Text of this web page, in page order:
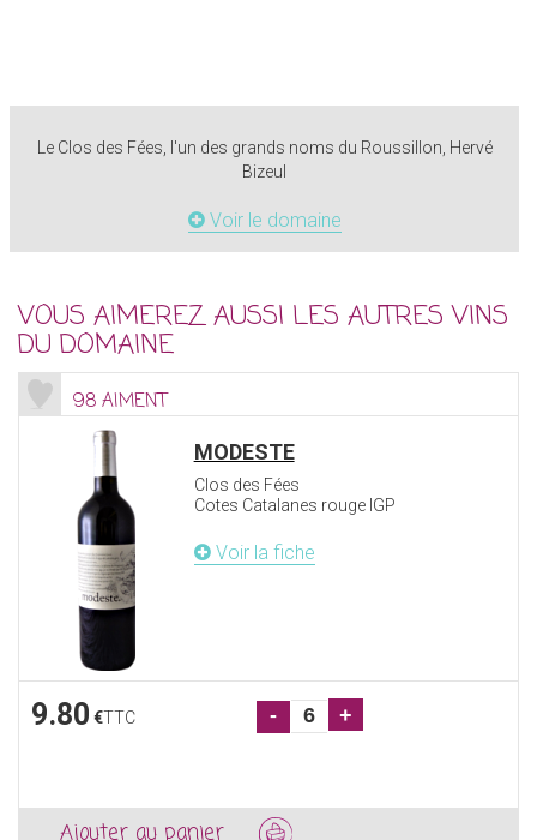
Le Clos des Fées, l'un des grands noms du Roussillon, Hervé
Bizeul
Voir le domaine
VOUS AIMEREZ AUSSI LES AUTRES VINS
DU DOMAINE
98 AIMENT
MODESTE
Clos des Fées
Cotes Catalanes rouge IGP
Voir la fiche
9.80 €TTC - +
Ajouter au panier